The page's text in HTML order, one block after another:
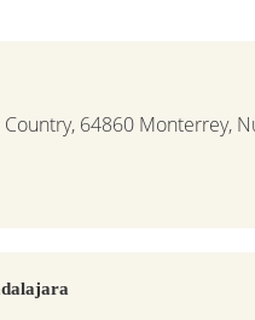
64860 Monterrey,